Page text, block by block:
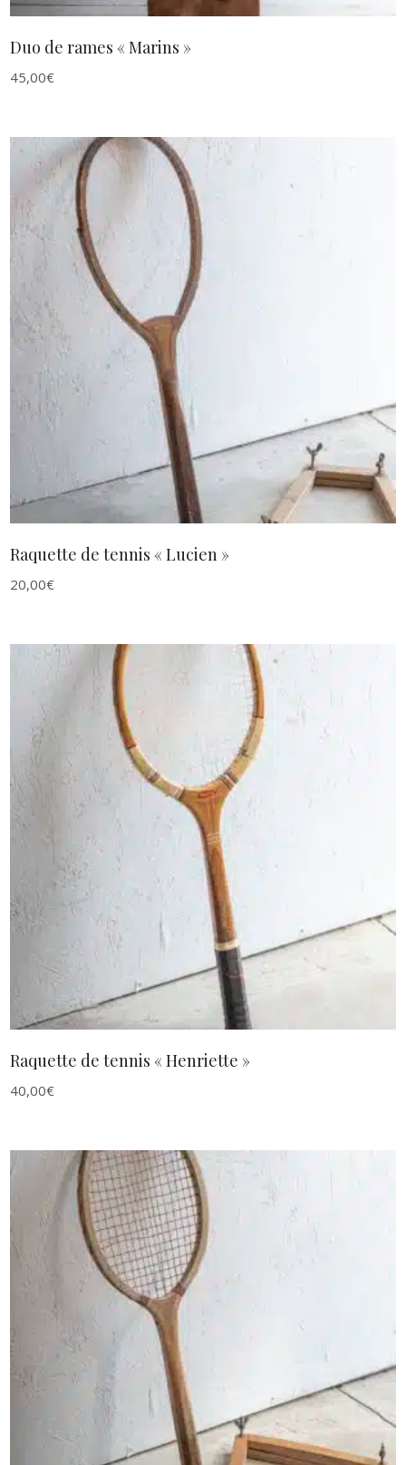
Duo de rames « Marins »
45,00€
AJOUTER AU PANIER
Raquette de tennis « Lucien »
20,00€
AJOUTER AU PANIER
Raquette de tennis « Henriette »
40,00€
AJOUTER AU PANIER